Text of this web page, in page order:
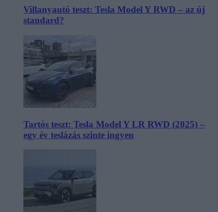
Villanyautó teszt: Tesla Model Y RWD – az új
standard?
Tartós teszt: Tesla Model Y LR RWD (2025) –
egy év teslázás szinte ingyen